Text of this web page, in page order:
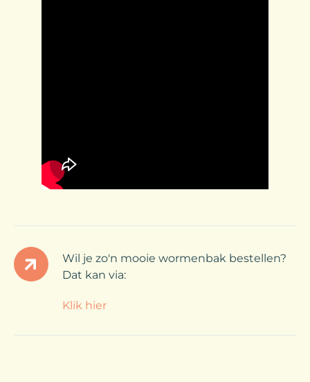
Wil je zo'n mooie wormenbak bestellen?
Dat kan via:
Klik hier